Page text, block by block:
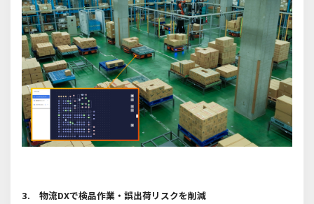
3.
物流DXで検品作業・誤出荷リスクを削減